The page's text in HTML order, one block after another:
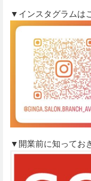
▼インスタグラムは
▼開業前に知ってお